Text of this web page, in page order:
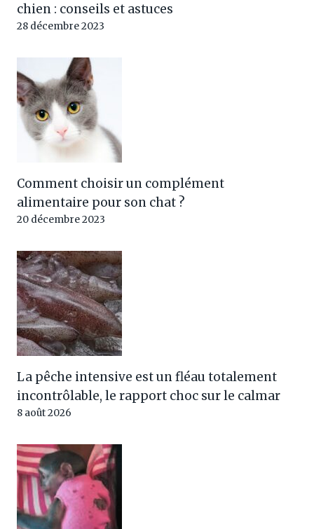
chien : conseils et astuces
28 décembre 2023
Comment choisir un complément
alimentaire pour son chat ?
20 décembre 2023
La pêche intensive est un fléau totalement
incontrôlable, le rapport choc sur le calmar
8 août 2026